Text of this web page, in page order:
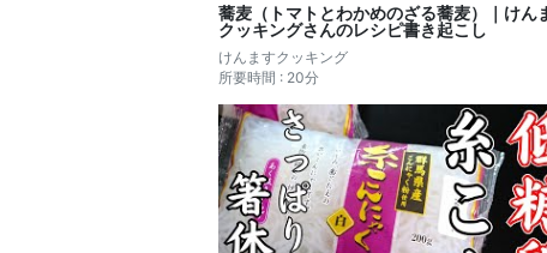
蕎麦（トマトとわかめのざる蕎麦）｜けん
クッキングさんのレシピ書き起こし
けんますクッキング
所要時間 : 20分